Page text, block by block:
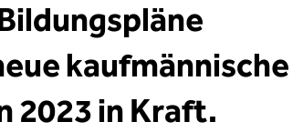
kaufmännische
2023 in Kraft.